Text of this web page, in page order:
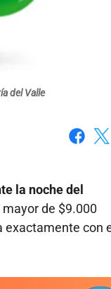
del Valle
la noche del
mayor de $9.000
exactamente con